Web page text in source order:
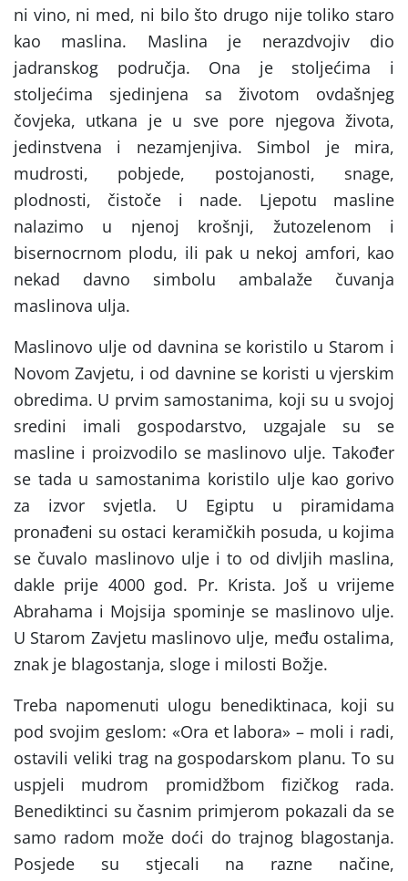
ni vino, ni med, ni bilo što drugo nije toliko staro
kao maslina. Maslina je nerazdvojiv dio
jadranskog područja. Ona je stoljećima i
stoljećima sjedinjena sa životom ovdašnjeg
čovjeka, utkana je u sve pore njegova života,
jedinstvena i nezamjenjiva. Simbol je mira,
mudrosti, pobjede, postojanosti, snage,
plodnosti, čistoče i nade. Ljepotu masline
nalazimo u njenoj krošnji, žutozelenom i
bisernocrnom plodu, ili pak u nekoj amfori, kao
nekad davno simbolu ambalaže čuvanja
maslinova ulja.
Maslinovo ulje od davnina se koristilo u Starom i
Novom Zavjetu, i od davnine se koristi u vjerskim
obredima. U prvim samostanima, koji su u svojoj
sredini imali gospodarstvo, uzgajale su se
masline i proizvodilo se maslinovo ulje. Također
se tada u samostanima koristilo ulje kao gorivo
za izvor svjetla. U Egiptu u piramidama
pronađeni su ostaci keramičkih posuda, u kojima
se čuvalo maslinovo ulje i to od divljih maslina,
dakle prije 4000 god. Pr. Krista. Još u vrijeme
Abrahama i Mojsija spominje se maslinovo ulje.
U Starom Zavjetu maslinovo ulje, među ostalima,
znak je blagostanja, sloge i milosti Božje.
Treba napomenuti ulogu benediktinaca, koji su
pod svojim geslom: «Ora et labora» – moli i radi,
ostavili veliki trag na gospodarskom planu. To su
uspjeli mudrom promidžbom fizičkog rada.
Benediktinci su časnim primjerom pokazali da se
samo radom može doći do trajnog blagostanja.
Posjede su stjecali na razne načine,